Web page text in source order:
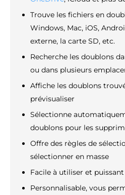
Trouve les fichiers en
Windows, Mac, iOS,
externe, la carte SD, etc.
Recherche les doublons
ou dans plusieurs
Affiche les doublons
prévisualiser
Sélectionne
doublons pour les
Offre des règles de
sélectionner en masse
Facile à utiliser et puissant
Personnalisable, vous